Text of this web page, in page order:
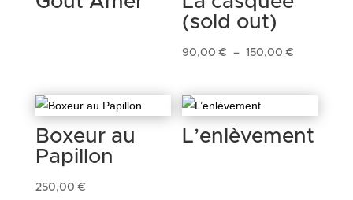
(sold out)
90,00€ – 150,00€
prix :
90,00 €
à
Boxeur au
Papillon
250,00€
L’enlèvement